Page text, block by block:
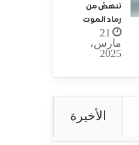
تنهضُ من
رماد الموت
21
مارس،
2025
الأخيرة